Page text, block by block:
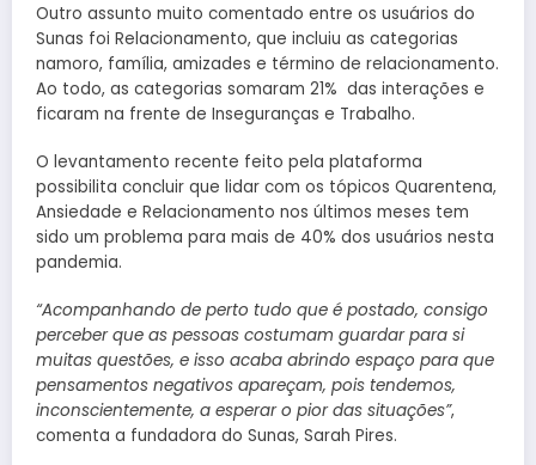
Outro assunto muito comentado entre os usuários do
Sunas foi Relacionamento, que incluiu as categorias
namoro, família, amizades e término de relacionamento.
Ao todo, as categorias somaram 21% das interações e
ficaram na frente de Inseguranças e Trabalho.
O levantamento recente feito pela plataforma
possibilita concluir que lidar com os tópicos Quarentena,
Ansiedade e Relacionamento nos últimos meses tem
sido um problema para mais de 40% dos usuários nesta
pandemia.
“Acompanhando de perto tudo que é postado, consigo
perceber que as pessoas costumam guardar para si
muitas questões, e isso acaba abrindo espaço para que
pensamentos negativos apareçam, pois tendemos,
inconscientemente, a esperar o pior das situações”,
comenta a fundadora do Sunas, Sarah Pires.